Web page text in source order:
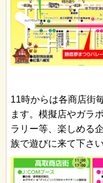
11時からは各商店街
ます。模擬店やガラ
ラリー等、楽しめる
族で遊びに来て下さい